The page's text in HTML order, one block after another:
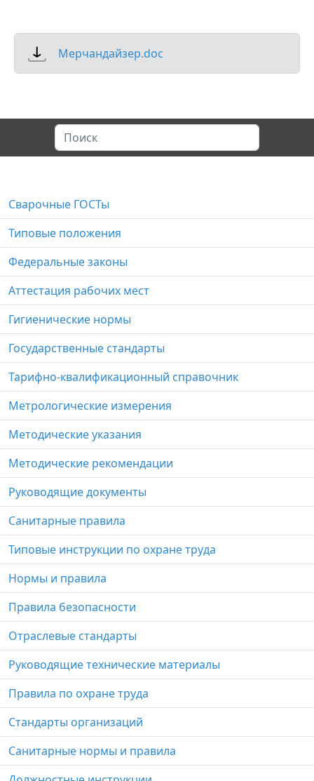
Мерчандайзер.doc
Сварочные ГОСТы
Типовые положения
Федеральные законы
Аттестация рабочих мест
Гигиенические нормы
Государственные стандарты
Тарифно-квалификационный справочник
Метрологические измерения
Методические указания
Методические рекомендации
Руководящие документы
Санитарные правила
Типовые инструкции по охране труда
Нормы и правила
Правила безопасности
Отраслевые стандарты
Руководящие технические материалы
Правила по охране труда
Стандарты организаций
Санитарные нормы и правила